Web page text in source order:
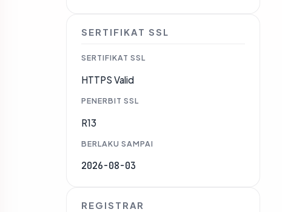
SERTIFIKAT SSL
SERTIFIKAT SSL
HTTPS Valid
PENERBIT SSL
R13
BERLAKU SAMPAI
2026-08-03
REGISTRAR